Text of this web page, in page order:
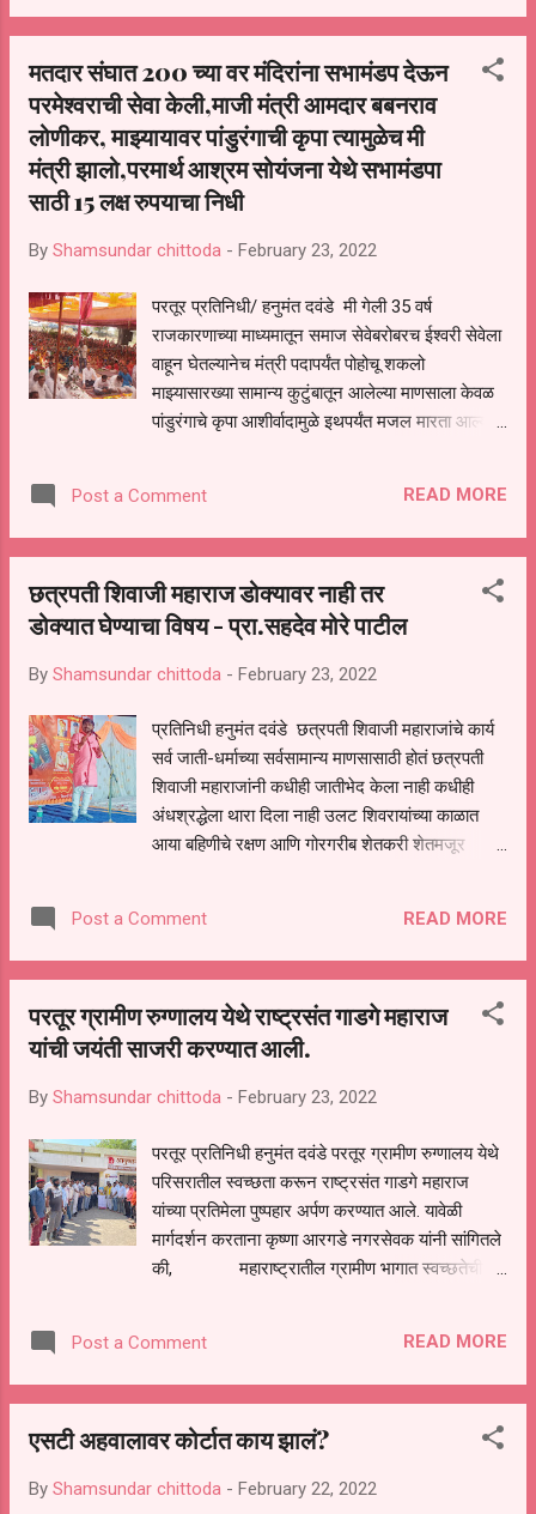
भारतीय जनता पार्टीचे माजी शहराध्यक्ष तथा नगरसेवक
प्रवीण सातोनकार यांच्यासह भारतीय जनता पार्टीचे विविध
पदाधिकारी उपस्थित होते
मतदार संघात 200 च्या वर मंदिरांना सभामंडप देऊन
परमेश्वराची सेवा केली,माजी मंत्री आमदार बबनराव
लोणीकर, माझ्यायावर पांडुरंगाची कृपा त्यामुळेच मी
मंत्री झालो,परमार्थ आश्रम सोयंजना येथे सभामंडपा
साठी 15 लक्ष रुपयाचा निधी
By Shamsundar chittoda - February 23, 2022
परतूर प्रतिनिधी/ हनुमंत दवंडे मी गेली 35 वर्ष
राजकारणाच्या माध्यमातून समाज सेवेबरोबरच ईश्वरी सेवेला
वाहून घेतल्यानेच मंत्री पदापर्यंत पोहोचू शकलो
माझ्यासारख्या सामान्य कुटुंबातून आलेल्या माणसाला केवळ
पांडुरंगाचे कृपा आशीर्वादामुळे इथपर्यंत मजल मारता आल्याचे
प्रगट दिनानिमित्त आयोजित द्वि दिवशीय किर्तन सोहळ्याच्या
कार्यक्रमाप्रसंगी बोलत होते या वेळी ह भ प रामराव महाराज
ढवळे भाजपा तालुकाध्यक्ष रमेश भापकर, अशोकराव बुरकुले
प्रदीप कुमार लड्डा, विक्रम माने सुरेश सोळंके नितीन
गजानन काळे श्यामसुंदर काळे केशव ढवळे विष्णू ढवळे यांची
लोणीकर म्हणाले की मी मतदार संघाचा विकास करत
असताना वाड्या-वस्त्या तांडे अशा 200 गावांमध्ये विविध
मंदिरांसमोर सभामंडप बांधकाम केले तीर्थक्षेत्र विकास च्या
माध्यमातून दैठणा गंगाभारती महार...
Post a Comment READ MORE
छत्रपती शिवाजी महाराज डोक्यावर नाही तर
डोक्यात घेण्याचा विषय - प्रा.सहदेव मोरे पाटील
By Shamsundar chittoda - February 23, 2022
प्रतिनिधी हनुमंत दवंडे छत्रपती शिवाजी महाराजांचे कार्य
सर्व जाती-धर्माच्या सर्वसामान्य माणसासाठी होतं छत्रपती
शिवाजी महाराजांनी कधीही जातीभेद केला नाही कधीही
अंधश्रद्धेला थारा दिला नाही उलट शिवरायांच्या काळात
आया बहिणीचे रक्षण आणि गोरगरीब शेतकरी शेतमजूर
शिवरायांच्या विचारांची पाईक बनवून त्या विचारांना साजेशी
शिवजयंती साजरी करावी कारण छत्रपती शिवाजी महाराज
असे प्रतिपादन निपाणी पोखरी येथे शिवजयंती
उत्सवानिमित्त आयोजित व्याख्यान प्रसंगी शिवव्याख्याते प्रा
ग्रामपंचायतीच्या वतीने शिवजन्मोत्सवाचे औचित्य साधून
विलास मोरे यांना शिवछत्रपती ग्रामविकास जीवनगौरव
पुरस्कार देऊन सन्मानित करण्यात आले यावेळी प्रा रंगनाथ
खेडेकर भाजपा जालना तालुकाध्यक्ष प्रकाश टकले
गजानन उफाड बाबुराव खरात कर्मचारी संघटनेचे
जिल्हाध्यक्ष प्रवीण पवार नारायण ...
Post a Comment READ MORE
परतूर ग्रामीण रुग्णालय येथे राष्ट्रसंत गाडगे महाराज
यांची जयंती साजरी करण्यात आली.
By Shamsundar chittoda - February 23, 2022
परतूर प्रतिनिधी हनुमंत दवंडे परतूर ग्रामीण रुग्णालय येथे
परिसरातील स्वच्छता करून राष्ट्रसंत गाडगे महाराज
यांच्या प्रतिमेला पुष्पहार अर्पण करण्यात आले. यावेळी
मार्गदर्शन करताना कृष्णा आरगडे नगरसेवक यांनी सांगितले
की, महाराष्ट्रातील ग्रामीण भागात स्वच्छतेची
आज२३ फेब्रुवारी रोजी जयंती साजरी करण्यात आली.
गाडगेबाबा यांनी अज्ञान, अंधश्रद्धा, अस्वच्छता यांचं
ते नेहमी सेवा करायचे. संत गाडगेबाबा जिथे कुठे जायचे
अनेकांनी दिलेला पैसा त्यांनी समाजविकासाठी खर्च केला. या
Post a Comment READ MORE
एसटी अहवालावर कोर्टात काय झालं?
By Shamsundar chittoda - February 22, 2022